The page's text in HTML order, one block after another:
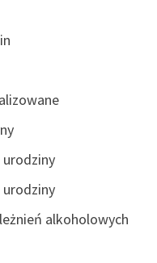
urodziny
urodziny
alkoholowych